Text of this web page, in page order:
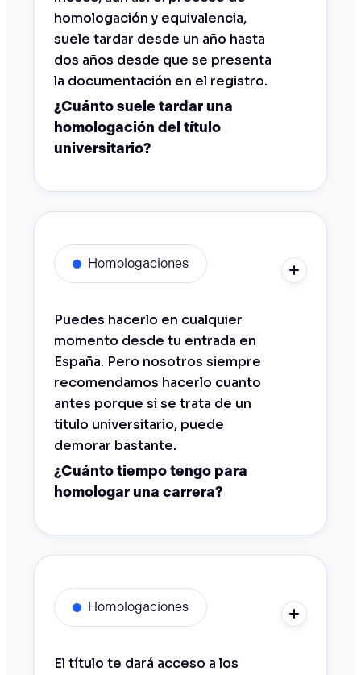
¿Cuánto suele tardar una
homologación del título
universitario?
homologación y equivalencia,
suele tardar desde un año hasta
dos años desde que se presenta
la documentación en el registro.
Homologaciones
¿Cuánto tiempo tengo para
homologar una carrera?
Puedes hacerlo en cualquier
momento desde tu entrada en
España. Pero nosotros siempre
recomendamos hacerlo cuanto
antes porque si se trata de un
titulo universitario, puede
demorar bastante.
Homologaciones
El título te dará acceso a los